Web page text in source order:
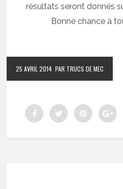
résultats seront donnés
Bonne chance à
25 AVRIL 2014 PAR TRUCS DE MEC